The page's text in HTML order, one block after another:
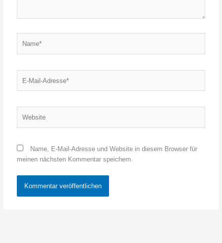
Mail-
Name, E-Mail-Adresse und Website in diesem Browser für
meinen nächsten Kommentar speichern.